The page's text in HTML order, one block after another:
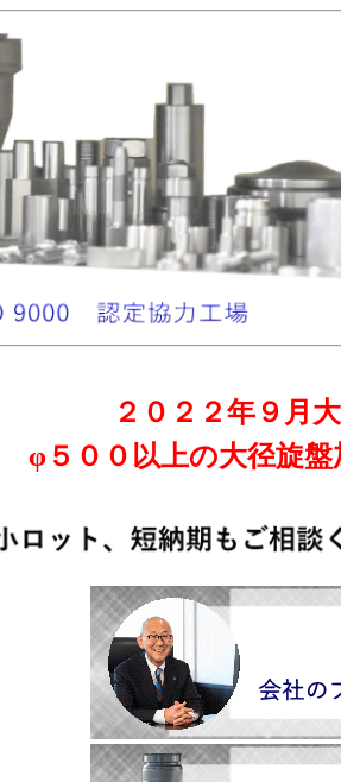
２０２２年９月
φ５００以上の大径旋